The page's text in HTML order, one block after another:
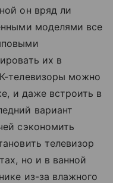
он вряд ли
моделями все
их в
телевизоры можно
и даже встроить в
вариант
сэкономить
телевизор
но и в ванной
из-за влажного